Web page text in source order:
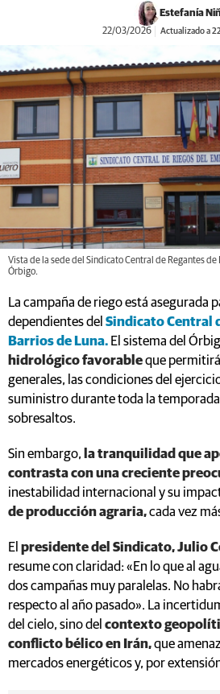
Estefanía
22/03/2026 Actualizado a
Vista de la sede del Sindicato Central de Regantes
Órbigo.
La campaña de riego está asegurada
dependientes del Sindicato Central
Barrios de Luna. El sistema del
hidrológico favorableque
generales, las condiciones del
suministro durante toda la
sobresaltos.
Sin embargo, la tranquilidad que
contrasta con una creciente
inestabilidad internacional y su
de producción agraria,cada vez
El presidente del Sindicato, Julio
resume con claridad: «En lo que al
dos campañas muy paralelas. No
respecto al año pasado». La
del cielo, sino del contexto
conflicto bélico en Irán,que
mercados energéticos y, por